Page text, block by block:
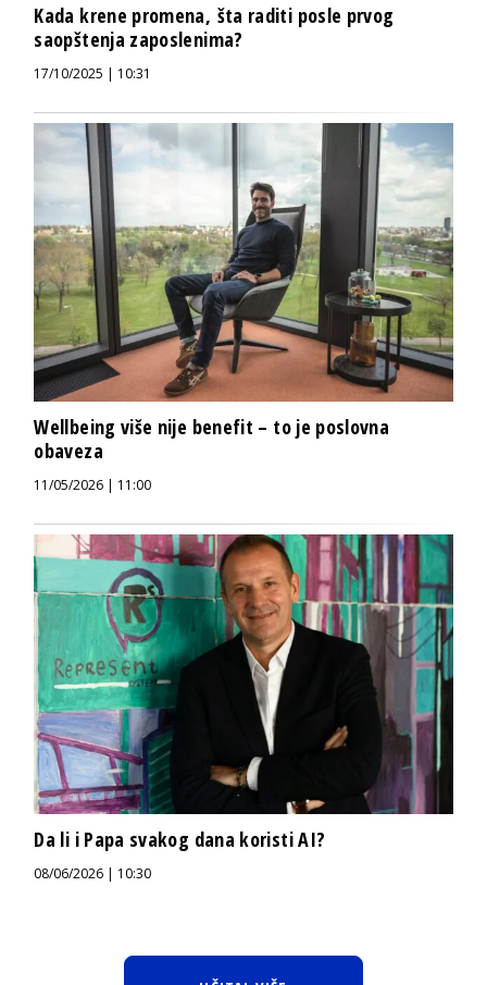
Kada krene promena, šta raditi posle prvog
saopštenja zaposlenima?
17/10/2025 | 10:31
Wellbeing više nije benefit – to je poslovna
obaveza
11/05/2026 | 11:00
Da li i Papa svakog dana koristi AI?
08/06/2026 | 10:30